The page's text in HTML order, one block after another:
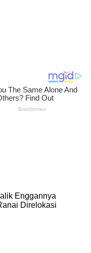
Enggannya
Direlokasi